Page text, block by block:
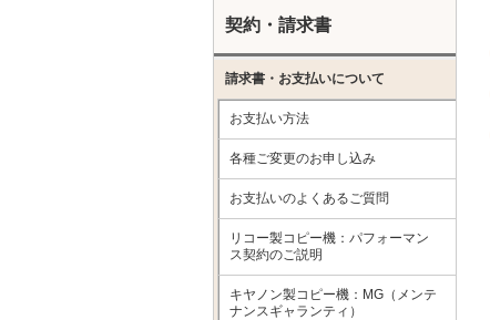
契約・請求書
請求書・お支払いについて
お支払い方法
各種ご変更のお申し込み
お支払いのよくあるご質問
リコー製コピー機：パフォーマン
ス契約のご説明
キヤノン製コピー機：MG（メンテ
ナンスギャランティ）